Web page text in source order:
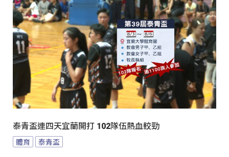
泰青盃連四天宜蘭開打 102隊伍熱血較勁
體育 泰青盃